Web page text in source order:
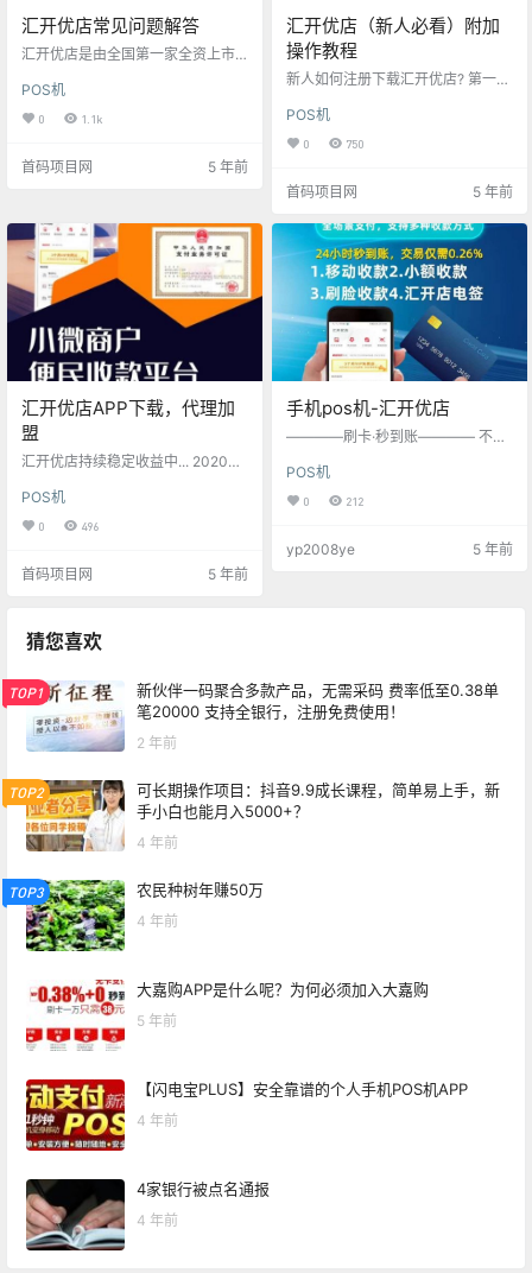
汇开优店常见问题解答
汇开优店是由全国第一家全资上市
支付第一股，代码：01806.HK）开
发的一款支持无卡支付快捷收款等
中国银联提供的安全技术保护和信
借互联网飞速发展实现用户端与商
户端在线快捷支付、二维码支付、N
FC等智能全场景支付。鼎刷业务遍
布全国，凭借完善的风控体系…
POS机
0 1.1k
首码项目网 5 年前
汇开优店（新人必看）附加
操作教程
新人如何注册下载汇开优店? 第一
链接进行注册下载APP 第二步：根
据提示填写手机号码、验证码、密
的"进入点击“实名认证”根据提示进
赚钱 为什么一定要大家推荐10个
人？？？ 新用户注册即可领取VIP降
低使用成本，推广一个用户延期一
个月，达到10个用户即可免…
POS机
0 750
首码项目网 5 年前
汇开优店APP下载，代理加
盟
汇开优店持续稳定收益中... 2020年
秒变POS机 【定位】：全能支付
+社交电商+智能金融 一、五大支付
别人的卡，手机pos，趋势） 【4】
呗，金东白条支付）。 所有功能集
合在汇开优店上面，国内首创，推
POS机
0 496
首码项目网 5 年前
手机pos机-汇开优店
————刷卡·秒到账———— 不用
册下载APP，手机就是POS机 自用
省钱方便，分享就赚钱
POS机
0 212
yp2008ye 5 年前
猜您喜欢
TOP1
新伙伴一码聚合多款产品，无需采码 费率低至0.38单
笔20000 支持全银行，注册免费使用！
2 年前
TOP2
可长期操作项目：抖音9.9成长课程，简单易上手，新
手小白也能月入5000+？
4 年前
TOP3 农民种树年赚50万
4 年前
大嘉购APP是什么呢？为何必须加入大嘉购
5 年前
【闪电宝PLUS】安全靠谱的个人手机POS机APP
4 年前
4家银行被点名通报
4 年前